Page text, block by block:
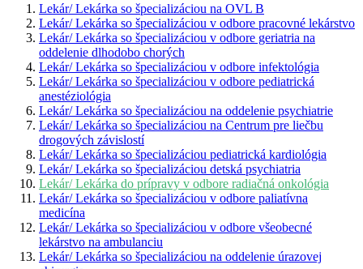
Lekár/ Lekárka so špecializáciou na OVL B
Lekár/ Lekárka so špecializáciou v odbore pracovné lekárstvo
Lekár/ Lekárka so špecializáciou v odbore geriatria na
oddelenie dlhodobo chorých
Lekár/ Lekárka so špecializáciou v odbore infektológia
Lekár/ Lekárka so špecializáciou v odbore pediatrická
anestéziológia
Lekár/ Lekárka so špecializáciou na oddelenie psychiatrie
Lekár/ Lekárka so špecializáciou na Centrum pre liečbu
drogových závislostí
Lekár/ Lekárka so špecializáciou pediatrická kardiológia
Lekár/ Lekárka so špecializáciou detská psychiatria
Lekár/ Lekárka do prípravy v odbore radiačná onkológia
Lekár/ Lekárka so špecializáciou v odbore paliatívna
medicína
Lekár/ Lekárka so špecializáciou v odbore všeobecné
lekárstvo na ambulanciu
Lekár/ Lekárka so špecializáciou na oddelenie úrazovej